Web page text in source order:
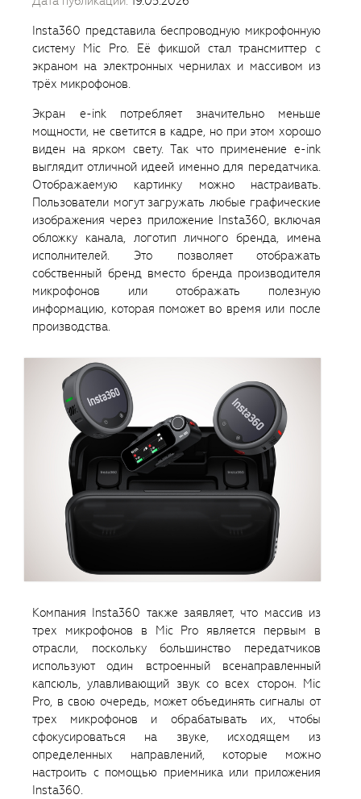
Insta360 представила беспроводную микрофонную
систему Mic Pro. Её фикшой стал трансмиттер с
экраном на электронных чернилах и массивом из
трёх микрофонов.
Экран e-ink потребляет значительно меньше
мощности, не светится в кадре, но при этом хорошо
виден на ярком свету. Так что применение e-ink
выглядит отличной идеей именно для передатчика.
Отображаемую картинку можно настраивать.
Пользователи могут загружать любые графические
изображения через приложение Insta360, включая
обложку канала, логотип личного бренда, имена
исполнителей. Это позволяет отображать
собственный бренд вместо бренда производителя
микрофонов или отображать полезную
информацию, которая поможет во время или после
производства.
Компания Insta360 также заявляет, что массив из
трех микрофонов в Mic Pro является первым в
отрасли, поскольку большинство передатчиков
используют один встроенный всенаправленный
капсюль, улавливающий звук со всех сторон. Mic
Pro, в свою очередь, может объединять сигналы от
трех микрофонов и обрабатывать их, чтобы
сфокусироваться на звуке, исходящем из
определенных направлений, которые можно
настроить с помощью приемника или приложения
Insta360.